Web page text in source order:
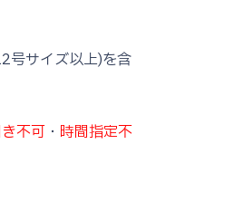
号サイズ以上)を含
不可 ・ 時間指定不